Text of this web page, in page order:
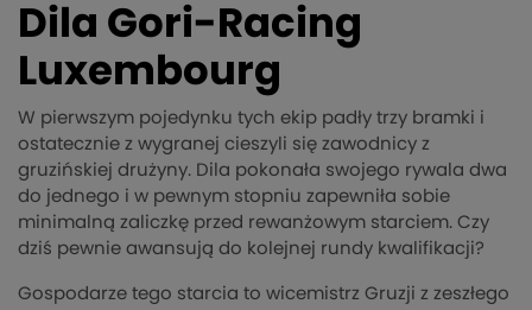
Dila Gori-Racing
Luxembourg
W pierwszym pojedynku tych ekip padły trzy bramki i
ostatecznie z wygranej cieszyli się zawodnicy z
gruzińskiej drużyny. Dila pokonała swojego rywala dwa
do jednego i w pewnym stopniu zapewniła sobie
minimalną zaliczkę przed rewanżowym starciem. Czy
dziś pewnie awansują do kolejnej rundy kwalifikacji?
Gospodarze tego starcia to wicemistrz Gruzji z zeszłego